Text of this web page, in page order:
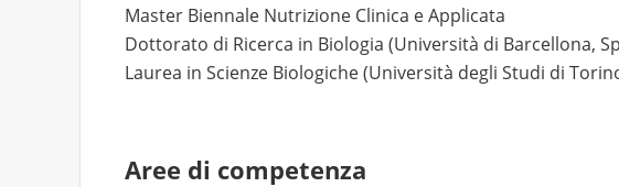
Master Biennale Nutrizione Clinica e Applicata
Dottorato di Ricerca in Biologia (Università di Barcellona,
Laurea in Scienze Biologiche (Università degli Studi di
Aree di competenza